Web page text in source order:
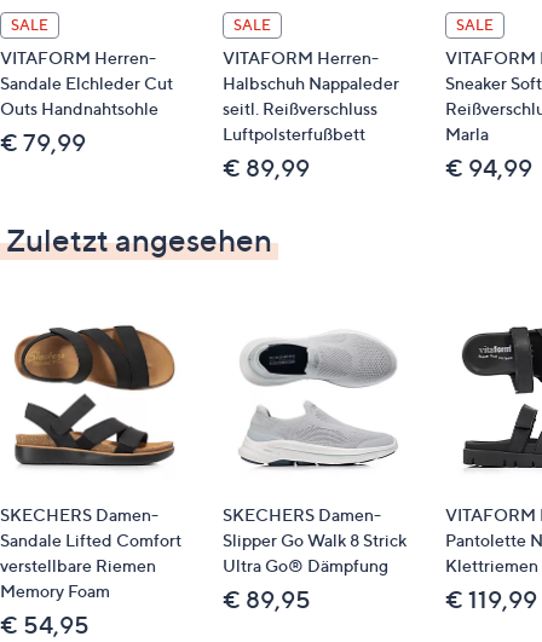
Futter/Decksohle: Leder, Textil (Schwein)
Laufsohle: sonstiges Material (PU)
SALE
VITAFORM Herren-
Sandale Elchleder Cut
Outs Handnahtsohle
€ 79,99
SALE
VITAFORM Herren-
Halbschuh Nappaleder
seitl. Reißverschluss
Luftpolsterfußbett
€ 89,99
SALE
VITAFORM
Sneaker
Marla
€ 94,99
Zuletzt angesehen
SKECHERS Damen-
Sandale Lifted Comfort
verstellbare Riemen
Memory Foam
€ 54,95
SKECHERS Damen-
Slipper Go Walk 8 Strick
Ultra Go® Dämpfung
€ 89,95
VITAFORM
Pantolette
Klettriemen
€ 119,99